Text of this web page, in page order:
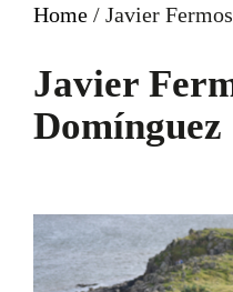
Home / Javier
Javier
Domínguez